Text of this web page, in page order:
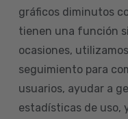
gráficos diminutos
tienen una función
ocasiones,
seguimiento para
usuarios, ayudar a
estadísticas de uso,